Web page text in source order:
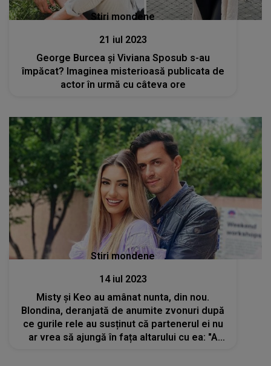
Stiri mondene
21 iul 2023
George Burcea și Viviana Sposub s-au
împăcat? Imaginea misterioasă publicata de
actor în urmă cu câteva ore
Stiri mondene
14 iul 2023
Misty și Keo au amânat nunta, din nou.
Blondina, deranjată de anumite zvonuri după
ce gurile rele au susținut că partenerul ei nu
ar vrea să ajungă în fața altarului cu ea: "A